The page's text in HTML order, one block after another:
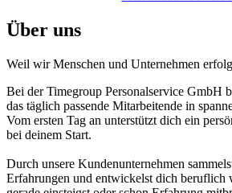
Über uns
Weil wir Menschen und Unternehmen
Bei der Timegroup Personalservice GmbH
das täglich passende Mitarbeitende in
Vom ersten Tag an unterstützt dich ein
bei deinem Start.
Durch unsere Kundenunternehmen
Erfahrungen und entwickelst dich beruflich